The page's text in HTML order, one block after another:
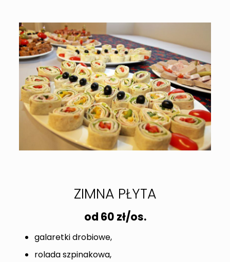
ZIMNA PŁYTA
od 60 zł/os.
galaretki drobiowe,
rolada szpinakowa,